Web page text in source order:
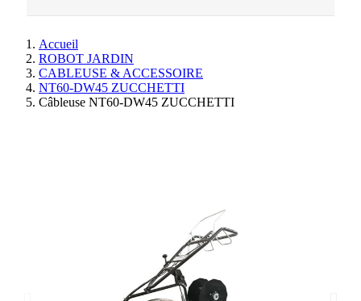
Accueil
ROBOT JARDIN
CABLEUSE & ACCESSOIRE
NT60-DW45 ZUCCHETTI
Câbleuse NT60-DW45 ZUCCHETTI